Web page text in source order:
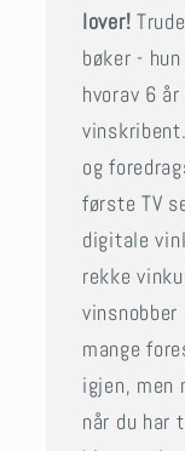
lover!
bøker -
hvorav 6
og
første TV
digitale
rekke
mange
igjen, men
når du har